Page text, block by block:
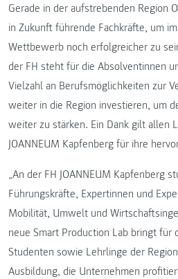
Gerade in der aufstrebenden Region
in Zukunft führende Fachkräfte, um
Wettbewerb noch erfolgreicher zu
der FH steht für die Absolventinnen
Vielzahl an Berufsmöglichkeiten zur
weiter in die Region investieren, um
weiter zu stärken. Ein Dank gilt allen
JOANNEUM Kapfenberg für ihre
„An der FH JOANNEUM Kapfenberg
Führungskräfte, Expertinnen und
Mobilität, Umwelt und
neue Smart Production Lab bringt für
Studenten sowie Lehrlinge der
Ausbildung, die Unternehmen